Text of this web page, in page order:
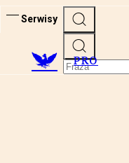
Serwisy
PRO